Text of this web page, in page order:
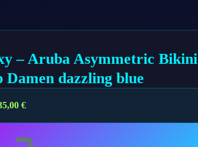
– Aruba Asymmetric Bikini
Damen dazzling blue
€